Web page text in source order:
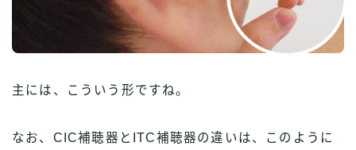
主には、こういう形ですね。
なお、CIC補聴器とITC補聴器の違いは、このように